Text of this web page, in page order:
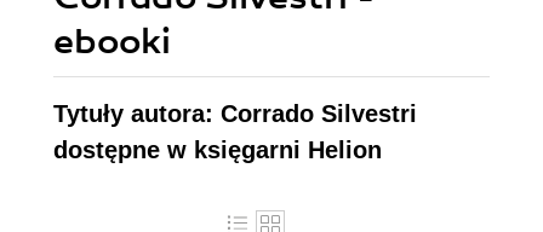
ebooki
Tytuły autora: Corrado Silvestri
dostępne w księgarni Helion